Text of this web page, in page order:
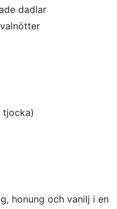
dadlar
tjocka)
honung och vanilj i en